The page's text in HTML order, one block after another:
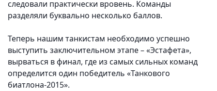
следовали практически вровень. Команды
разделяли буквально несколько баллов.
Теперь нашим танкистам необходимо успешно
выступить заключительном этапе – «Эстафета»,
вырваться в финал, где из самых сильных команд
определится один победитель «Танкового
биатлона-2015».